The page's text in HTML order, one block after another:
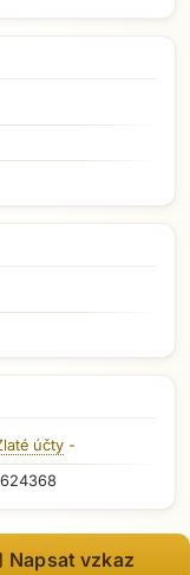
účty -
Napsat vzkaz